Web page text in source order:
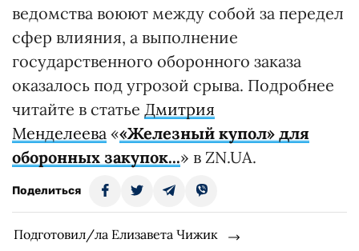
ведомства воюют между собой за передел
сфер влияния, а выполнение
государственного оборонного заказа
оказалось под угрозой срыва. Подробнее
читайте в статье Дмитрия
Менделеева ««Железный купол» для
оборонных закупок...» в ZN.UA.
Поделиться
Подготовил/ла Елизавета Чижик